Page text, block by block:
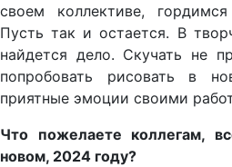
своем коллективе,
Пусть так и остается. В
найдется дело. Скучать не
попробовать рисовать в
приятные эмоции своими
Что пожелаете коллегам,
новом, 2024 году?